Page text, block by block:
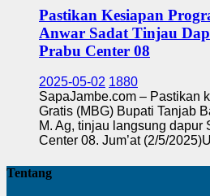
Pastikan Kesiapan
Anwar Sadat Tinjau
Prabu Center 08
2025-05-02 1880
SapaJambe.com – Pastikan
Gratis (MBG) Bupati Tanjab
M. Ag, tinjau langsung dapur
Center 08. Jum’at (2/5/
Tentang